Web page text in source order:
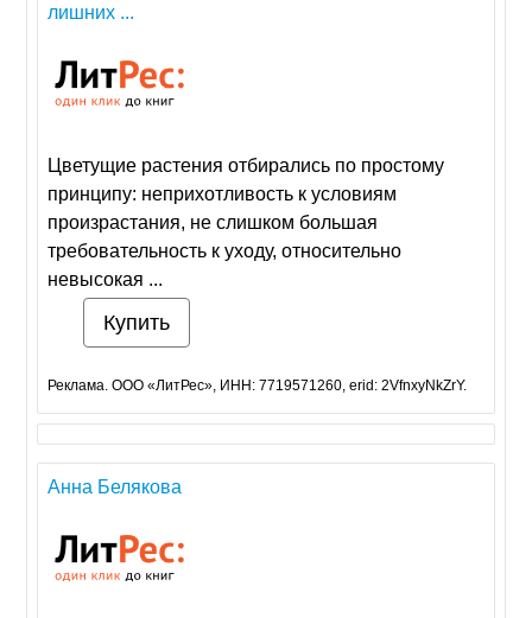
лишних ...
Цветущие растения отбирались по простому
принципу: неприхотливость к условиям
произрастания, не слишком большая
требовательность к уходу, относительно
невысокая ...
Купить
Реклама. ООО «ЛитРес», ИНН: 7719571260, erid: 2VfnxyNkZrY.
Анна Белякова